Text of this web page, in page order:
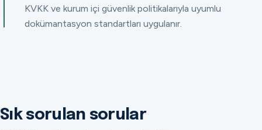
KVKK ve kurum içi güvenlik politikalarıyla uyumlu
dokümantasyon standartları uygulanır.
Sık sorulan sorular